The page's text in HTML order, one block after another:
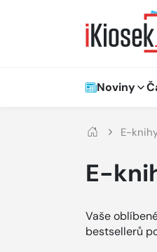
Hlavní navigace
Noviny
E-
E-
Vaše
bestsellerů